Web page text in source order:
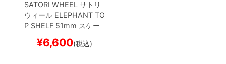
SATORI WHEEL サトリ
ウィール ELEPHANT TO
P SHELF 51mm スケー
¥6,600(税込)